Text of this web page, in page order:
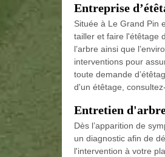
Entreprise
Située à Le Grand Pin
tailler et faire l'étêtage
l’arbre ainsi que
interventions pour
toute demande
d'un étêtage,
Entretien
Dès l’apparition de
un diagnostic afin de
l'intervention à votre